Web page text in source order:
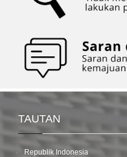
TAUTAN
Republik Indonesia